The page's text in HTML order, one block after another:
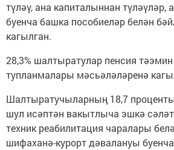
түләү, ана капиталыннан түләүләр,
буенча башка пособиеләр белән
кагылган.
28,3% шалтыратулар пенсия
тупланмалары мәсьәләләренә
Шалтыратучыларның 18,7
шул исәптән вакытлыча эшкә
техник реабилитация чаралары
шифаханә-курорт дәвалануы